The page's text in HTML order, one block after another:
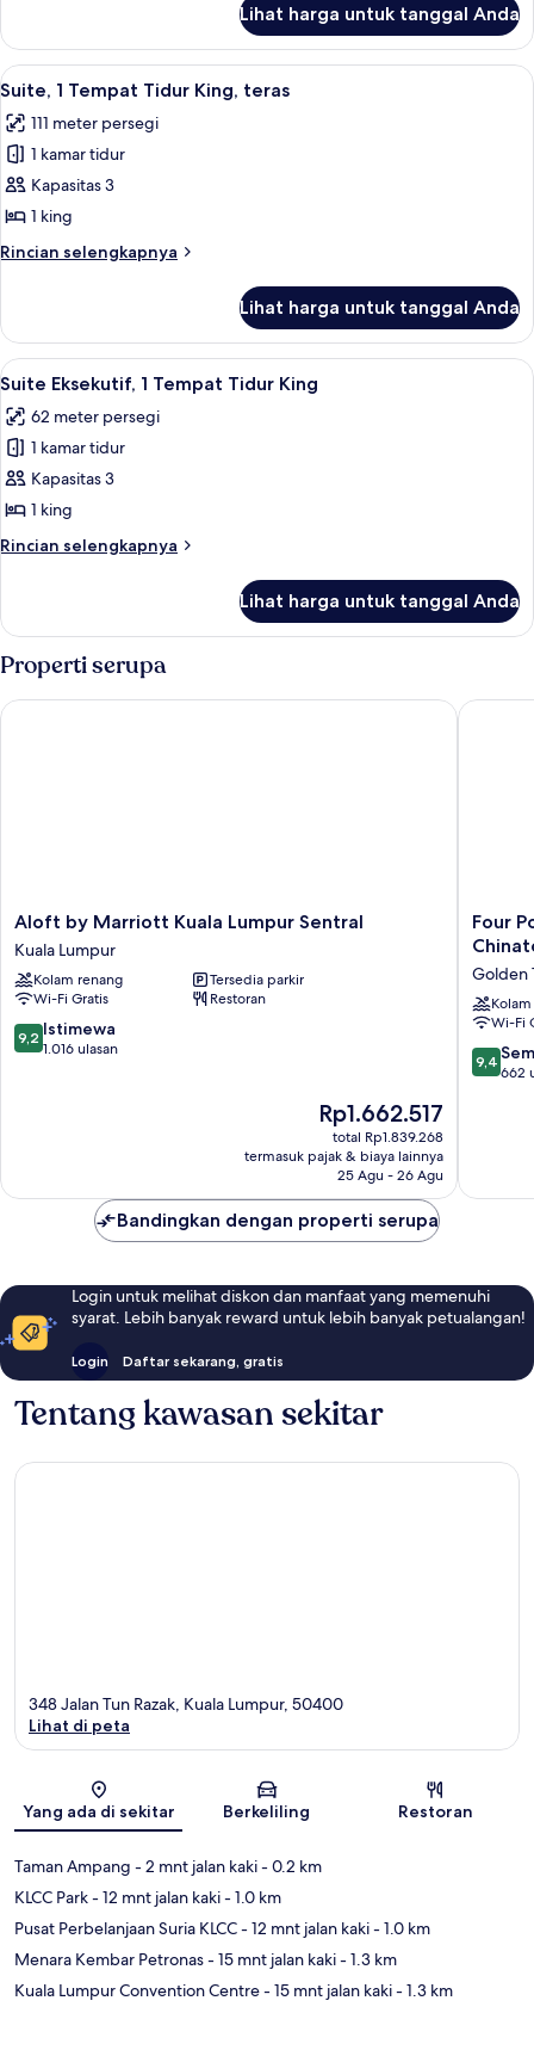
King
Suite
Deluks,
1
Tidur
King
Lihat harga untuk tanggal Anda
Lihat
semua
foto
untuk
Suite,
1
Tempat
Tidur
teras
Suite, 1 Tempat Tidur King, teras |
10
Suite, 1 Tempat Tidur King, teras
111 meter persegi
1 kamar tidur
Kapasitas 3
1 king
Rincian selengkapnya
Rincian
Suite,
Tempat
King,
teras
Lihat harga untuk tanggal Anda
Lihat
semua
foto
untuk
Suite
Eksekutif,
1
Tempat
King
Seprai antialergi, selimut bulu angsa,
7
Suite Eksekutif, 1 Tempat Tidur King
62 meter persegi
1 kamar tidur
Kapasitas 3
1 king
Rincian selengkapnya
Rincian
Suite
1
Tidur
Lihat harga untuk tanggal Anda
Properti serupa
Aloft
by
Marriott
Kuala
Lumpur
Sentral
Kuala
Aloft by Marriott Kuala Lumpur Sentral
Kuala Lumpur
Kolam renang
Tersedia parkir
Wi-Fi Gratis
Restoran
9.2
dari
9,2 Istimewa
1.016 ulasan
Harga
sekarang
Rp1.662.517
Rp1.662.517
total Rp1.839.268
termasuk pajak & biaya lainnya
25 Agu - 26 Agu
Aloft by Marriott Kuala Lumpur Sentral
Four
Points
Kuala
Lumpur,
Golden
Four
Golden
Wi-Fi
9.4
dari
9,4
662
Four
Bandingkan dengan properti serupa
Login untuk melihat diskon dan manfaat yang memenuhi
syarat. Lebih banyak reward untuk lebih banyak petualangan!
Login Daftar sekarang, gratis
Tentang kawasan sekitar
Peta
348 Jalan Tun Razak, Kuala Lumpur, 50400
Lihat di peta
Yang ada di sekitar Berkeliling Restoran
Taman Ampang - 2 mnt jalan kaki- 0.2 km
KLCC Park- 12 mnt jalan kaki- 1.0 km
Pusat Perbelanjaan Suria KLCC- 12 mnt jalan kaki- 1.0 km
Menara Kembar Petronas- 15 mnt jalan kaki- 1.3 km
Kuala Lumpur Convention Centre- 15 mnt jalan kaki- 1.3 km